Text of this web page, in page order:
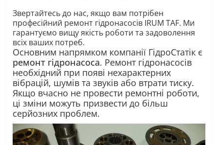
Звертайтесь до нас, якщо вам потрібен
професійний ремонт гідронасосів IRUM TAF. Ми
гарантуємо вищу якість роботи та задоволення
всіх ваших потреб.
Основним напрямком компанії ГідроСтатік є
ремонт гідронасоса. Ремонт гідронасосів
необхідний при появі нехарактерних
вібрацій, шумів та звуків або втрати тиску.
Якщо вчасно не провести ремонтні роботи,
ці зміни можуть призвести до більш
серйозних проблем.